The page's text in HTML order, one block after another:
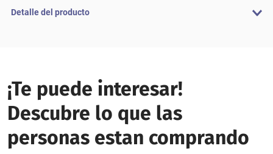
Detalle del producto
¡Te puede interesar!
Descubre lo que las
personas estan comprando